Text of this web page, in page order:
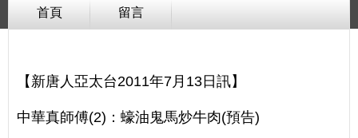
首頁 留言
【新唐人亞太台2011年7月13日訊】
中華真師傅(2)：蠔油鬼馬炒牛肉(預告)